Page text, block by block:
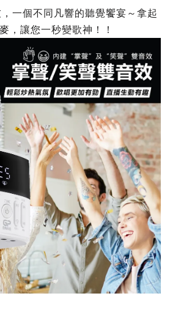
一個不同凡響的聽覺饗宴～拿起
，讓您一秒變歌神！！